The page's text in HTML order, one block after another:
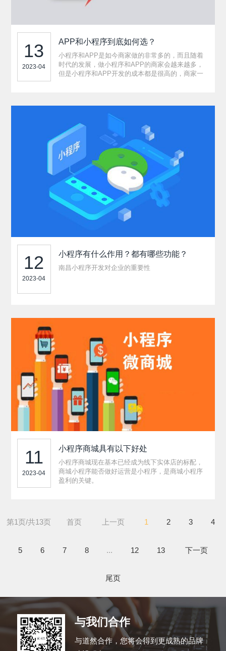
13
2023-04
APP和小程序到底如何选？
小程序和APP是如今商家做的非常多的，而且随着
时代的发展，做小程序和APP的商家会越来越多，
但是小程序和APP开发的成本都是很高的，商家一
12
2023-04
小程序有什么作用？都有哪些功能？
南昌小程序开发对企业的重要性
11
2023-04
小程序商城具有以下好处
小程序商城现在基本已经成为线下实体店的标配，
商城小程序能否做好运营是小程序，是商城小程序
盈利的关键。
第1页/共13页 首页 上一页 1 2 3 4
5 6 7 8 ... 12 13 下一页
尾页
与我们合作
与道然合作，您将会得到更成熟的品牌